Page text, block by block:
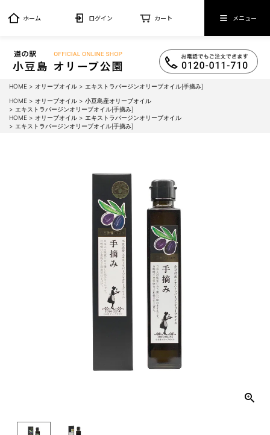
ホーム ログイン カート メニュー
HOME オリーブオイル
エキストラバージンオリーブオイル[手摘み]
HOME
オリーブオイル
小豆島産オリーブオイル
エキストラバージンオリーブオイル[手摘み]
HOME
オリーブオイル
エキストラバージンオリーブオイル
エキストラバージンオリーブオイル[手摘み]